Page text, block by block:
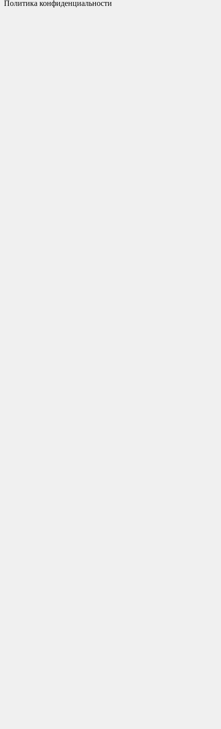
Политика конфиденциальности